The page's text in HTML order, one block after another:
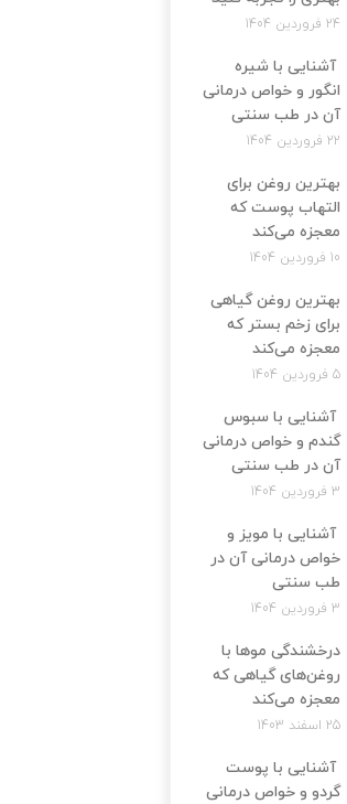
24 فروردین 1404
آشنایی با شیره
انگور و خواص درمانی
آن در طب سنتی
22 فروردین 1404
بهترین روغن برای
التهاب پوست که
معجزه می‌کند
10 فروردین 1404
بهترین روغن گیاهی
برای زخم بستر که
معجزه می‌کند
5 فروردین 1404
آشنایی با سبوس
گندم و خواص درمانی
آن در طب سنتی
3 فروردین 1404
آشنایی با مویز و
خواص درمانی آن در
طب سنتی
3 فروردین 1404
درخشندگی موها با
روغن‌های گیاهی که
معجزه می‌کند
25 اسفند 1403
آشنایی با پوست
گردو و خواص درمانی